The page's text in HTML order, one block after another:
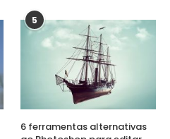
5
6 ferramentas alternativas